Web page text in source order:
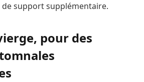
de support supplémentaire.
pour des